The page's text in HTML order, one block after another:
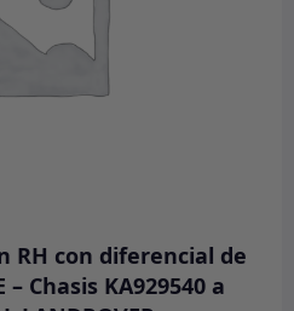
RH con diferencial de
– Chasis KA929540 a